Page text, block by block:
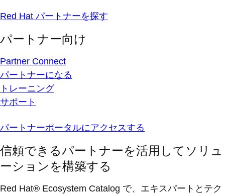
Red Hat パートナーを探す
パートナー向け
Partner Connect
パートナーになる
トレーニング
サポート
パートナーポータルにアクセスする
信頼できるパートナーを活用してソリュ
ーションを構築する
Red Hat® Ecosystem Catalog で、エキスパートとテク